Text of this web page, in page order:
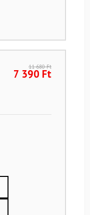
11 680Ft
7 390 Ft